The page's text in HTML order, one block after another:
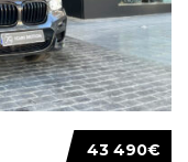
43 490€